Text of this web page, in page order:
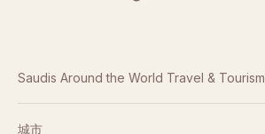
Saudis Around the World Travel & Tourism
条款与条件
城市